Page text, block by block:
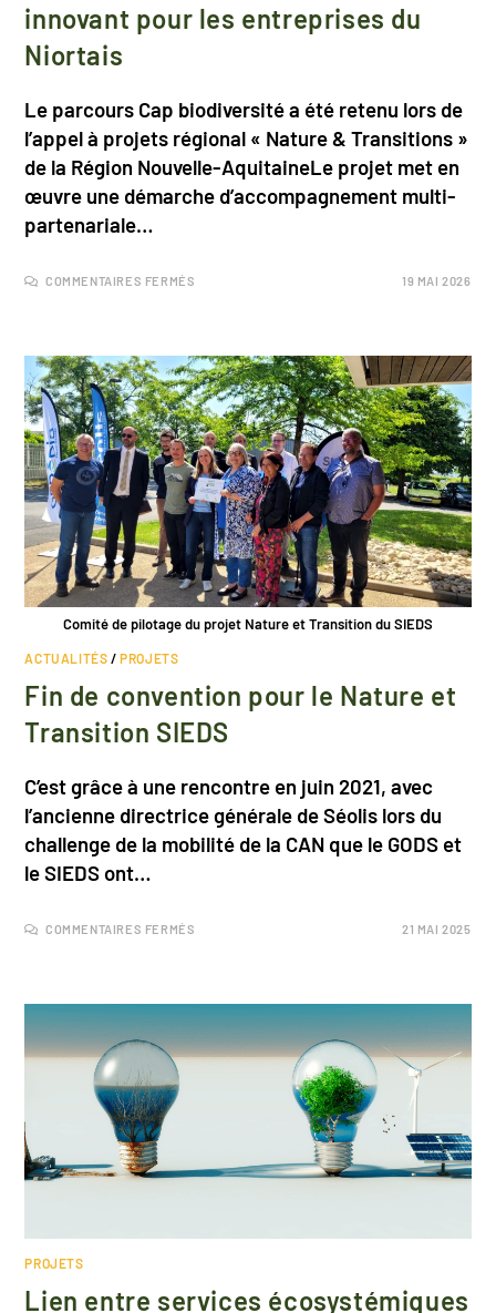
innovant pour les entreprises du
Niortais
Le parcours Cap biodiversité a été retenu lors de
l’appel à projets régional « Nature & Transitions »
de la Région Nouvelle-AquitaineLe projet met en
œuvre une démarche d’accompagnement multi-
partenariale…
COMMENTAIRES FERMÉS 19 MAI 2026
Comité de pilotage du projet Nature et Transition du SIEDS
ACTUALITÉS /PROJETS
Fin de convention pour le Nature et
Transition SIEDS
C’est grâce à une rencontre en juin 2021, avec
l’ancienne directrice générale de Séolis lors du
challenge de la mobilité de la CAN que le GODS et
le SIEDS ont…
COMMENTAIRES FERMÉS 21 MAI 2025
PROJETS
Lien entre services écosystémiques